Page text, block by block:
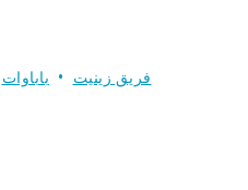
فريق زينيت باباوات